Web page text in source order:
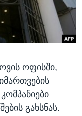
ოფისში,
გახსნას.